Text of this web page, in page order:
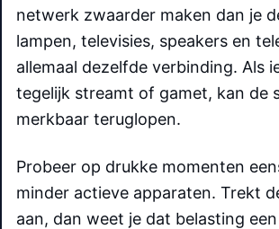
netwerk zwaarder maken dan je
lampen, televisies, speakers en
allemaal dezelfde verbinding. Als
tegelijk streamt of gamet, kan de
merkbaar teruglopen.
Probeer op drukke momenten
minder actieve apparaten. Trekt
aan, dan weet je dat belasting